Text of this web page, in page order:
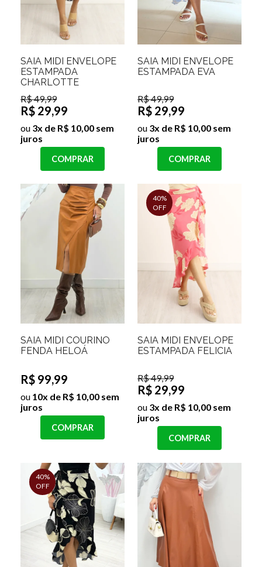
SAIA MIDI ENVELOPE
ESTAMPADA
CHARLOTTE
R$ 49,99
R$ 29,99
ou 3x de R$ 10,00 sem
juros
COMPRAR
SAIA MIDI ENVELOPE
ESTAMPADA EVA
R$ 49,99
R$ 29,99
ou 3x de R$ 10,00 sem
juros
COMPRAR
SAIA MIDI COURINO
FENDA HELOÁ
R$ 99,99
ou 10x de R$ 10,00 sem
juros
COMPRAR
40%
OFF
SAIA MIDI ENVELOPE
ESTAMPADA FELICIA
R$ 49,99
R$ 29,99
ou 3x de R$ 10,00 sem
juros
COMPRAR
40%
OFF